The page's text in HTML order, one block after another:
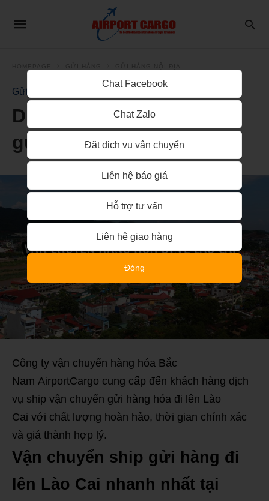
Gửi Hàng Nội Địa
Dịch vụ ship vận chuyển
gửi hàng đi lên Lào Cai
Công ty vận chuyển hàng hóa Bắc
Nam AirportCargo cung cấp đến khách hàng dịch
vụ ship vận chuyển gửi hàng hóa đi lên Lào
Cai với chất lượng hoàn hảo, thời gian chính xác
và giá thành hợp lý.
Vận chuyển ship gửi hàng đi
lên Lào Cai nhanh nhất tại
Chat Facebook
Chat Zalo
Đặt dịch vụ vận chuyển
Liên hệ báo giá
Hỗ trợ tư vấn
Liên hệ giao hàng
Đóng